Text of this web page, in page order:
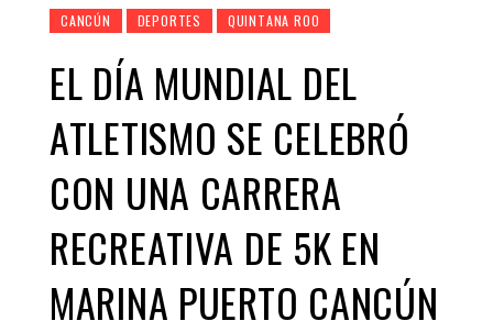
CANCÚN DEPORTES QUINTANA ROO
EL DÍA MUNDIAL DEL
ATLETISMO SE CELEBRÓ
CON UNA CARRERA
RECREATIVA DE 5K EN
MARINA PUERTO CANCÚN